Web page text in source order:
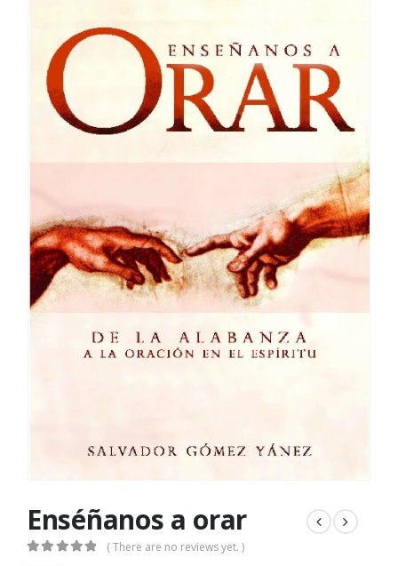
Enséñanos a orar
( There are no reviews yet. )